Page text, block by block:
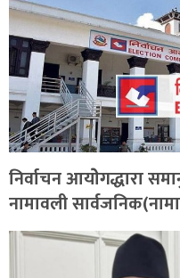
निर्वाचन आयोेगद्धारा
नामावली